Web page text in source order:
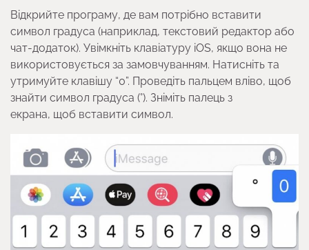
Відкрийте програму, де вам потрібно вставити
символ градуса (наприклад, текстовий редактор або
чат-додаток). Увімкніть клавіатуру iOS, якщо вона не
використовується за замовчуванням. Натисніть та
утримуйте клавішу “0”. Проведіть пальцем вліво, щоб
знайти символ градуса (°). Зніміть палець з
екрана, щоб вставити символ.